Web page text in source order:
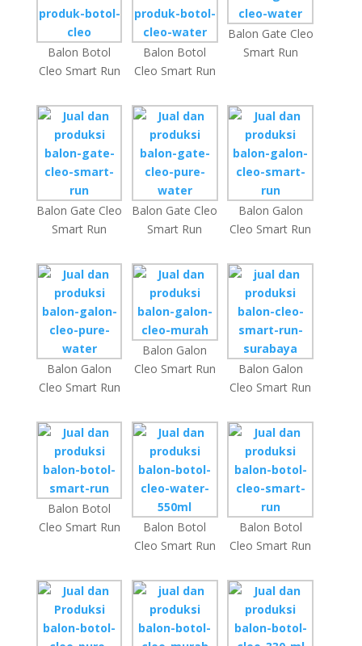
Balon Botol
Cleo Smart Run
Balon Botol
Cleo Smart Run
Balon Gate Cleo
Smart Run
Balon Gate Cleo
Smart Run
Balon Gate Cleo
Smart Run
Balon Galon
Cleo Smart Run
Balon Galon
Cleo Smart Run
Balon Galon
Cleo Smart Run
Balon Galon
Cleo Smart Run
Balon Botol
Cleo Smart Run
Balon Botol
Cleo Smart Run
Balon Botol
Cleo Smart Run